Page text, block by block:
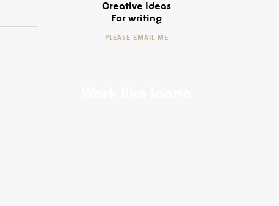
Creative Ideas
For writing
PLEASE EMAIL ME